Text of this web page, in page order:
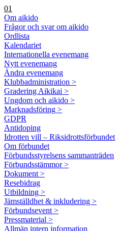
01
Om aikido
Frågor och svar om aikido
Ordlista
Kalendariet
Internationella evenemang
Nytt evenemang
Ändra evenemang
Klubbadministration >
Gradering Aikikai >
Ungdom och aikido >
Marknadsföring >
GDPR
Antidoping
Idrotten vill – Riksidrottsförbundet
Om förbundet
Förbundsstyrelsens sammanträden
Förbundsstämmor >
Dokument >
Resebidrag
Utbildning >
Jämställdhet & inkludering >
Förbundsevent >
Pressmaterial >
Allmän intern information